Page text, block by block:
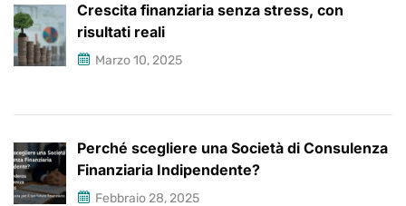
Crescita finanziaria senza stress, con
risultati reali
Marzo 10, 2025
Perché scegliere una Società di Consulenza
Finanziaria Indipendente?
Febbraio 28, 2025